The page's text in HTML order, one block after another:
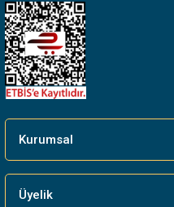
Kurumsal
Üyelik